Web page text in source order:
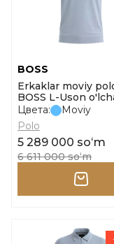
BOSS
Erkaklar moviy
BOSS L-Uson
Цвета:
Moviy
Polo
5 289 000 soʻm
6 611 000 soʻm